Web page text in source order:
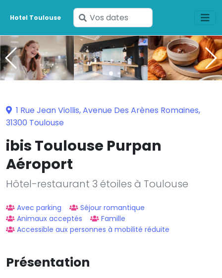
Hotel Toulouse
Saisissez
vos
dates
1 Rue Jean Viollis, Avenue Des Arènes Romaines,
31300 Toulouse
ibis Toulouse Purpan
Aéroport
Hôtel-restaurant 3 étoiles à Toulouse
Avec parking
Séjour romantique
Animaux acceptés
Famille
Accessible aux personnes à mobilité réduite
Présentation